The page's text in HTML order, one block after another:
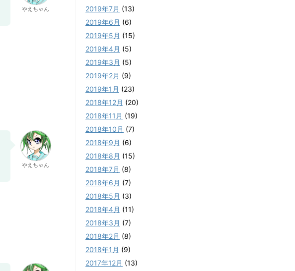
やえちゃん
やえちゃん
2019年7月 (13)
2019年6月 (6)
2019年5月 (15)
2019年4月 (5)
2019年3月 (5)
2019年2月 (9)
2019年1月 (23)
2018年12月 (20)
2018年11月 (19)
2018年10月 (7)
2018年9月 (6)
2018年8月 (15)
2018年7月 (8)
2018年6月 (7)
2018年5月 (3)
2018年4月 (11)
2018年3月 (7)
2018年2月 (8)
2018年1月 (9)
2017年12月 (13)